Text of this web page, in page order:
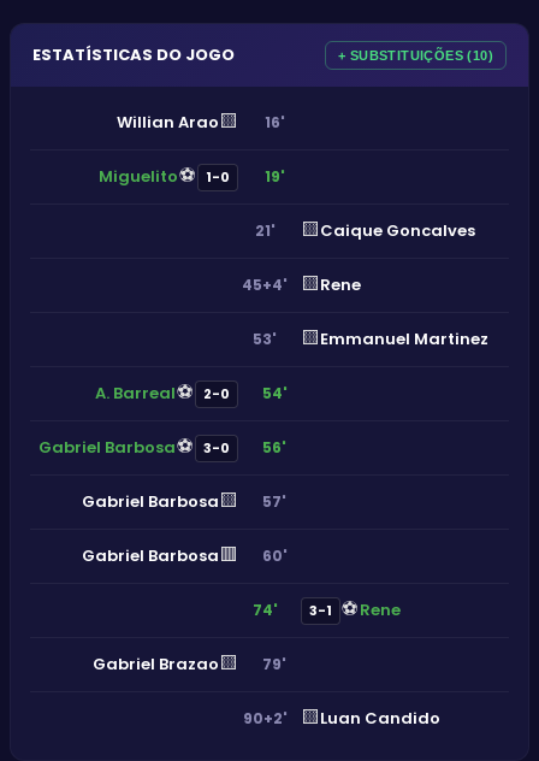
ESTATÍSTICAS DO JOGO + SUBSTITUIÇÕES (10)
Willian Arao🟨 16'
Miguelito⚽ 1-0 19'
21' 🟨Caique Goncalves
45+4' 🟨Rene
53' 🟨Emmanuel Martinez
A. Barreal⚽ 2-0 54'
Gabriel Barbosa⚽ 3-0 56'
Gabriel Barbosa🟨 57'
Gabriel Barbosa🟥 60'
74' 3-1 ⚽Rene
Gabriel Brazao🟨 79'
90+2' 🟨Luan Candido